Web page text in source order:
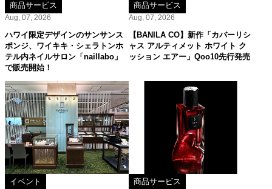
商品サービス
Aug, 07, 2026
ハワイ限定デザインのサンサンス
ポンジ、ワイキキ・シェラトンホ
テル内ネイルサロン「naillabo」
で販売開始！
商品サービス
Aug, 07, 2026
【BANILA CO】新作「カバーリシ
ャス アルティメット ホワイト ク
ッション エアー」Qoo10先行発売
イベント 商品サービス